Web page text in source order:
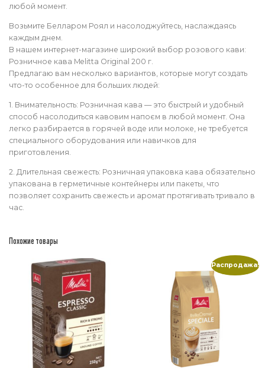
любой момент.
Возьмите Белларом Роял и насолоджуйтесь, наслаждаясь
каждым днем.
В нашем интернет-магазине широкий выбор розового кави:
Розничное кава Melitta Original 200 г.
Предлагаю вам несколько вариантов, которые могут создать
что-то особенное для больших людей:
1. Внимательность: Розничная кава — это быстрый и удобный
способ насолодиться кавовим напоєм в любой момент. Она
легко разбирается в горячей воде или молоке, не требуется
специального оборудования или навичков для
приготовления.
2. Длительная свежесть: Розничная упаковка кава обязательно
упакована в герметичные контейнеры или пакеты, что
позволяет сохранить свежесть и аромат протягивать тривало в
час.
Похожие товары
Распродажа!